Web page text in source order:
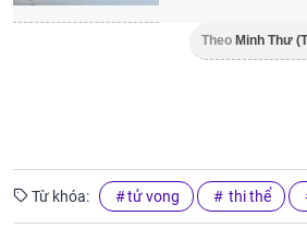
Theo Minh Thư
Từ khóa: tử vong thi thể